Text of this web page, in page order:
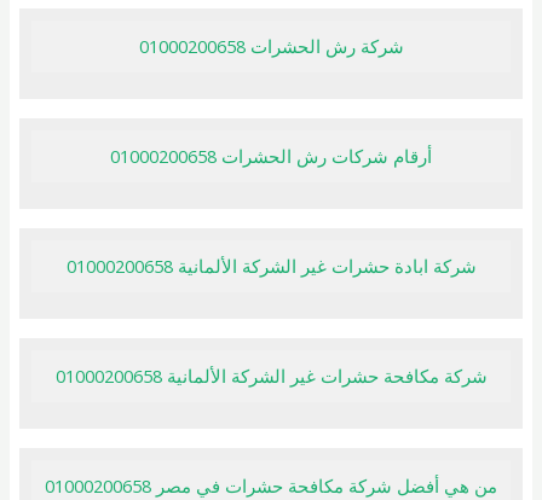
شركة رش الحشرات 01000200658
أرقام شركات رش الحشرات 01000200658
شركة ابادة حشرات غير الشركة الألمانية 01000200658
شركة مكافحة حشرات غير الشركة الألمانية 01000200658
من هي أفضل شركة مكافحة حشرات في مصر 01000200658